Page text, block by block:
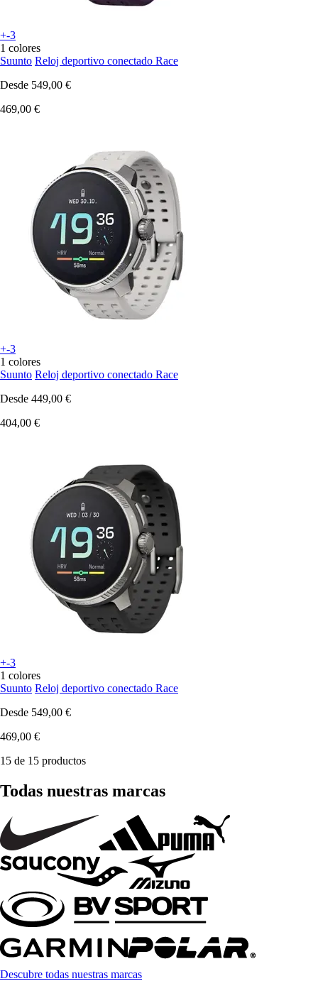
+-3
1 colores
Suunto Reloj deportivo conectado Race
Desde 549,00 €
469,00 €
+-3
1 colores
Suunto Reloj deportivo conectado Race
Desde 449,00 €
404,00 €
+-3
1 colores
Suunto Reloj deportivo conectado Race
Desde 549,00 €
469,00 €
15 de 15 productos
Todas nuestras marcas
Descubre todas nuestras marcas